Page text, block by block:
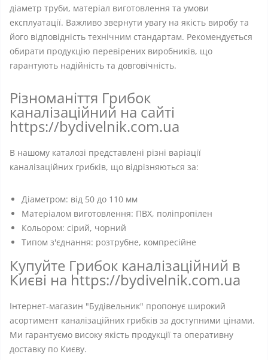
діаметр труби, матеріал виготовлення та умови
експлуатації. Важливо звернути увагу на якість виробу та
його відповідність технічним стандартам. Рекомендується
обирати продукцію перевірених виробників, що
гарантують надійність та довговічність.
Різноманіття Грибок
каналізаційний на сайті
https://bydivelnik.com.ua
В нашому каталозі представлені різні варіації
каналізаційних грибків, що відрізняються за:
Діаметром: від 50 до 110 мм
Матеріалом виготовлення: ПВХ, поліпропілен
Кольором: сірий, чорний
Типом з'єднання: розтрубне, компресійне
Купуйте Грибок каналізаційний в
Києві на https://bydivelnik.com.ua
Інтернет-магазин "Будівельник" пропонує широкий
асортимент каналізаційних грибків за доступними цінами.
Ми гарантуємо високу якість продукції та оперативну
доставку по Києву.